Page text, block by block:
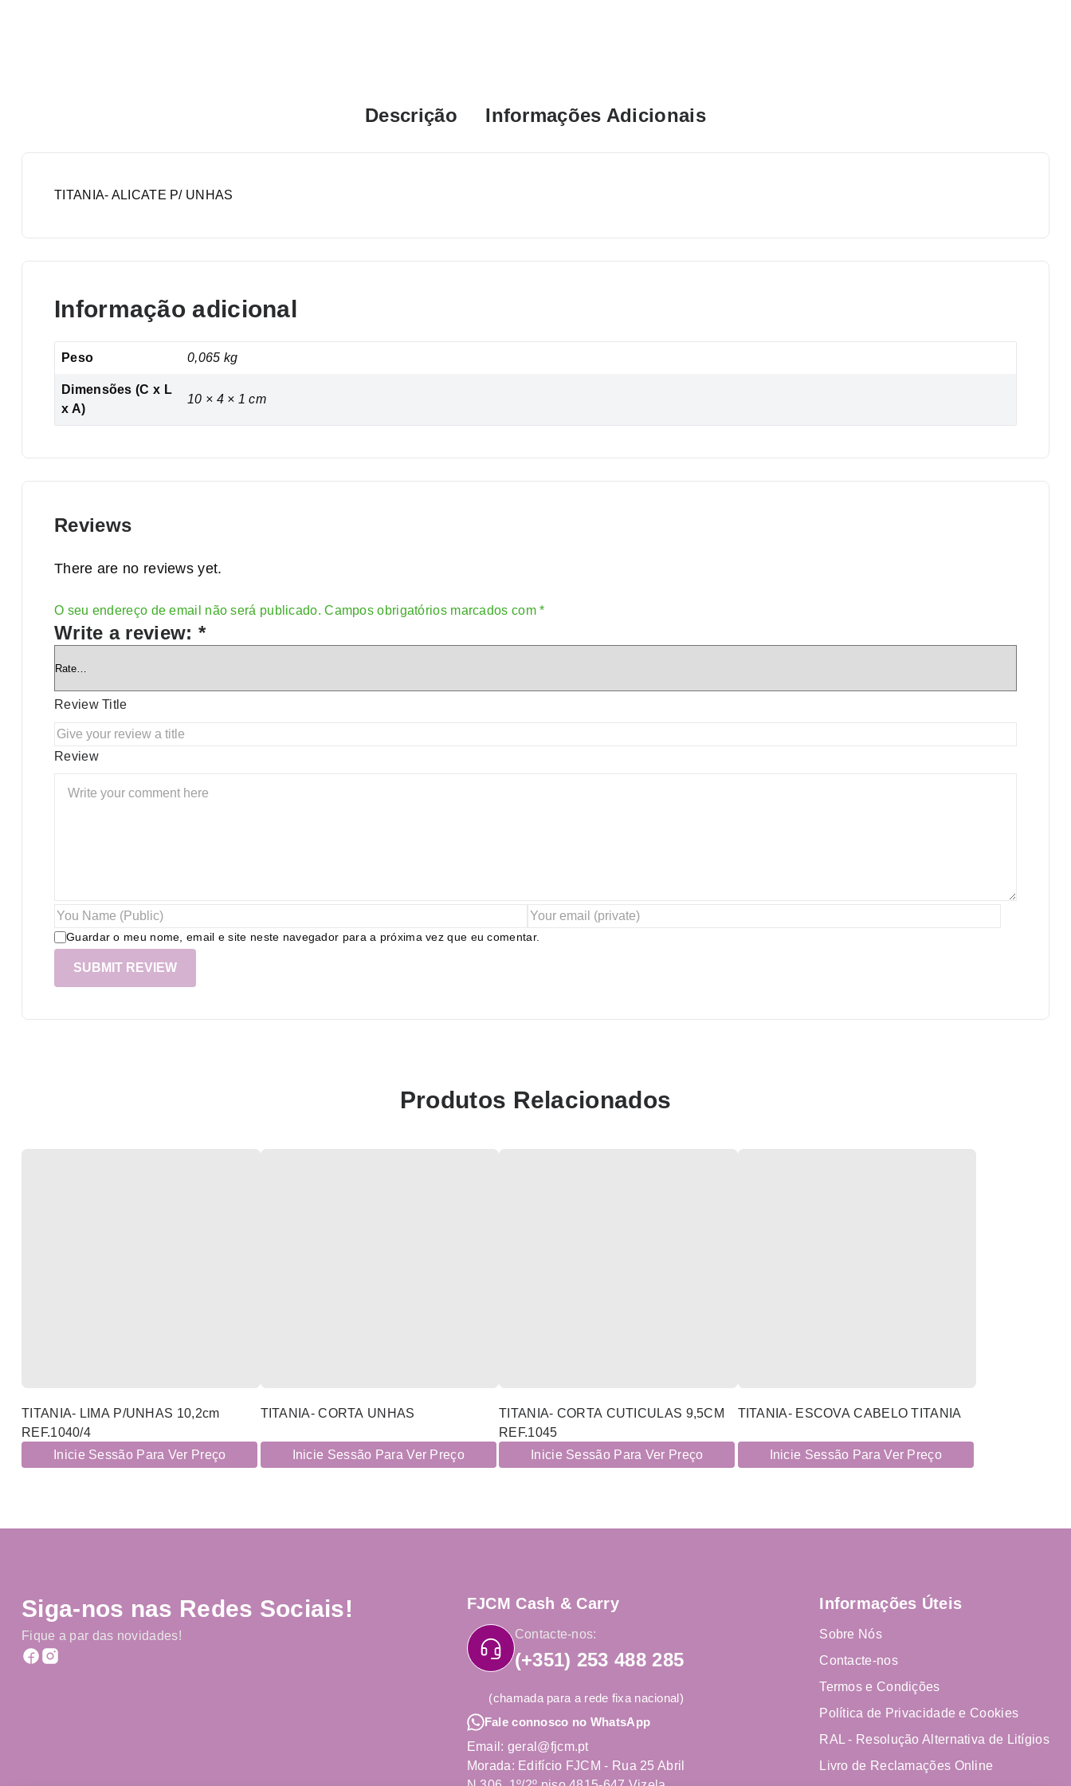
Descrição Informações Adicionais
TITANIA- ALICATE P/ UNHAS
Informação adicional
Peso 0,065 kg
Dimensões (C x L
x A)
10 × 4 × 1 cm
Reviews
There are no reviews yet.
O seu endereço de email não será publicado. Campos obrigatórios marcados com*
Write a review: *
Review Title
Review
Guardar o meu nome, email e site neste navegador para a próxima vez que eu comentar.
Alternative:
Produtos Relacionados
TITANIA- LIMA P/UNHAS 10,2cm
REF.1040/4
Inicie Sessão Para Ver Preço
TITANIA- CORTA UNHAS
Inicie Sessão Para Ver Preço
TITANIA- CORTA CUTICULAS 9,5CM
REF.1045
Inicie Sessão Para Ver Preço
TITANIA- ESCOVA CABELO TITANIA
Inicie Sessão Para Ver Preço
Siga-nos nas Redes Sociais!
Fique a par das novidades!
FJCM Cash & Carry
Contacte-nos:
(+351) 253 488 285
(chamada para a rede fixa nacional)
Fale connosco no WhatsApp
Email: geral@fjcm.pt
Morada: Edifício FJCM - Rua 25 Abril
Informações Úteis
Sobre Nós
Contacte-nos
Termos e Condições
Política de Privacidade e Cookies
RAL - Resolução Alternativa de Litígios
Livro de Reclamações Online